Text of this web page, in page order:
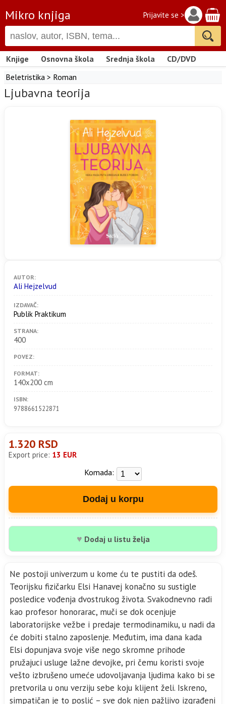
Mikro knjiga Prijavite se >
Knjige Osnovna škola Srednja škola
CD/DVD
Beletristika > Roman
Ljubavna teorija
AUTOR:
Ali Hejzelvud
IZDAVAČ:
Publik Praktikum
STRANA:
400
POVEZ:
FORMAT:
140x200 cm
ISBN:
9788661522871
1.320 RSD
Export price: 13 EUR
Komada:
Dodaj u korpu
♥ Dodaj u listu želja
Ne postoji univerzum u kome ću te pustiti da odeš.
Teorijsku fizičarku Elsi Hanavej konačno su sustigle
posledice vođenja dvostrukog života. Svakodnevno radi
kao profesor honorarac, muči se dok ocenjuje
laboratorijske vežbe i predaje termodinamiku, u nadi da
će dobiti stalno zaposlenje. Međutim, ima dana kada
Elsi dopunjava svoje više nego skromne prihode
pružajuci usluge lažne devojke, pri čemu koristi svoje
vešto izbrušeno umeće udovoljavanja ljudima kako bi se
pretvorila u onu verziju sebe koju klijent želi. Iskreno,
simpatičan je to poslić – sve dok njen pažljivo izgrađeni